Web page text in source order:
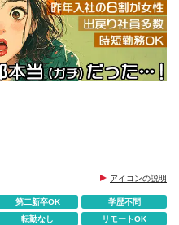
アイコンの説明
第二新卒OK
学歴不問
転勤なし
リモートOK